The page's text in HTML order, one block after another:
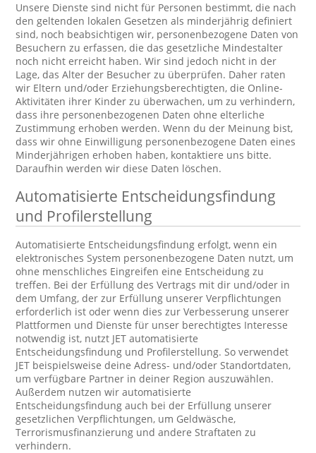
Unsere Dienste sind nicht für Personen bestimmt, die nach
den geltenden lokalen Gesetzen als minderjährig definiert
sind, noch beabsichtigen wir, personenbezogene Daten von
Besuchern zu erfassen, die das gesetzliche Mindestalter
noch nicht erreicht haben. Wir sind jedoch nicht in der
Lage, das Alter der Besucher zu überprüfen. Daher raten
wir Eltern und/oder Erziehungsberechtigten, die Online-
Aktivitäten ihrer Kinder zu überwachen, um zu verhindern,
dass ihre personenbezogenen Daten ohne elterliche
Zustimmung erhoben werden. Wenn du der Meinung bist,
dass wir ohne Einwilligung personenbezogene Daten eines
Minderjährigen erhoben haben, kontaktiere uns bitte.
Daraufhin werden wir diese Daten löschen.
Automatisierte Entscheidungsfindung
und Profilerstellung
Automatisierte Entscheidungsfindung erfolgt, wenn ein
elektronisches System personenbezogene Daten nutzt, um
ohne menschliches Eingreifen eine Entscheidung zu
treffen. Bei der Erfüllung des Vertrags mit dir und/oder in
dem Umfang, der zur Erfüllung unserer Verpflichtungen
erforderlich ist oder wenn dies zur Verbesserung unserer
Plattformen und Dienste für unser berechtigtes Interesse
notwendig ist, nutzt JET automatisierte
Entscheidungsfindung und Profilerstellung. So verwendet
JET beispielsweise deine Adress- und/oder Standortdaten,
um verfügbare Partner in deiner Region auszuwählen.
Außerdem nutzen wir automatisierte
Entscheidungsfindung auch bei der Erfüllung unserer
gesetzlichen Verpflichtungen, um Geldwäsche,
Terrorismusfinanzierung und andere Straftaten zu
verhindern.